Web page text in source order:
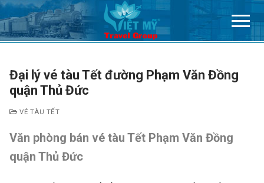
Chuyển
đến
nội
Đại lý vé tàu Tết đường Phạm Văn Đồng
quận Thủ Đức
VÉ TÀU TẾT
Văn phòng bán vé tàu Tết Phạm Văn Đồng
quận Thủ Đức